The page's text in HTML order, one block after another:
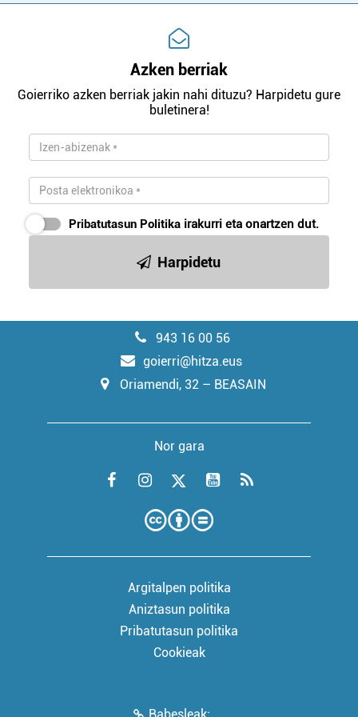
Azken berriak
Goierriko azken berriak jakin nahi dituzu? Harpidetu gure
buletinera!
Pribatutasun Politika irakurri eta onartzen dut.
Harpidetu
943 16 00 56
goierri@hitza.eus
Oriamendi, 32 – BEASAIN
Nor gara
Argitalpen politika
Aniztasun politika
Pribatutasun politika
Cookieak